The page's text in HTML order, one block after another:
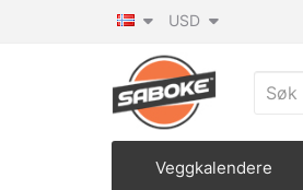
USD
Veggkalendere